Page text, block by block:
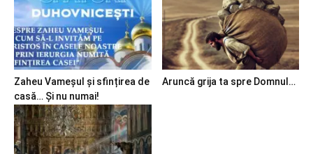
Zaheu Vameșul și sfințirea de
casă… Și nu numai!
Aruncă grija ta spre Domnul…